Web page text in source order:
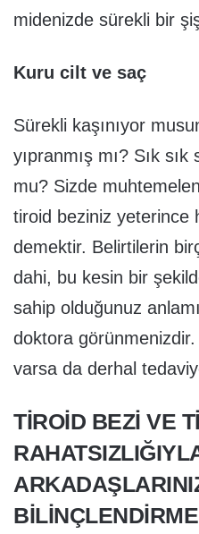
midenizde sürekli bir
Kuru cilt ve saç
Sürekli kaşınıyor
yıpranmış mı? Sık
mu? Sizde
tiroid beziniz yeterince
demektir. Belirtilerin
dahi, bu kesin bir
sahip olduğunuz
doktora görünmenizdir.
varsa da derhal
TIROID BEZI VE